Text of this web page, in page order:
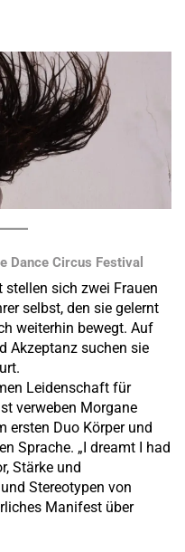
Dance Circus Festival
stellen sich zwei Frauen
selbst, den sie gelernt
weiterhin bewegt. Auf
Akzeptanz suchen sie
Leidenschaft für
verweben Morgane
ersten Duo Körper und
Sprache. „I dreamt I had
Stärke und
Stereotypen von
Manifest über